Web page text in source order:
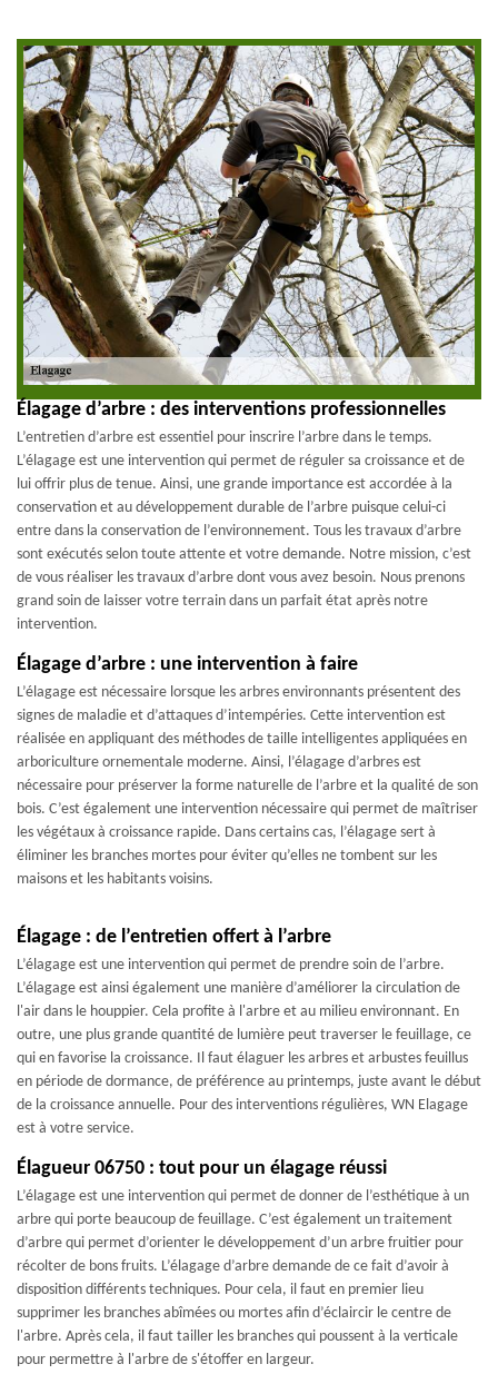
Élagage d’arbre : des interventions professionnelles
L’entretien d’arbre est essentiel pour inscrire l’arbre dans le temps.
L’élagage est une intervention qui permet de réguler sa croissance et de
lui offrir plus de tenue. Ainsi, une grande importance est accordée à la
conservation et au développement durable de l’arbre puisque celui-ci
entre dans la conservation de l’environnement. Tous les travaux d’arbre
sont exécutés selon toute attente et votre demande. Notre mission, c’est
de vous réaliser les travaux d’arbre dont vous avez besoin. Nous prenons
grand soin de laisser votre terrain dans un parfait état après notre
intervention.
Élagage d’arbre : une intervention à faire
L’élagage est nécessaire lorsque les arbres environnants présentent des
signes de maladie et d’attaques d’intempéries. Cette intervention est
réalisée en appliquant des méthodes de taille intelligentes appliquées en
arboriculture ornementale moderne. Ainsi, l’élagage d’arbres est
nécessaire pour préserver la forme naturelle de l’arbre et la qualité de son
bois. C’est également une intervention nécessaire qui permet de maîtriser
les végétaux à croissance rapide. Dans certains cas, l’élagage sert à
éliminer les branches mortes pour éviter qu’elles ne tombent sur les
maisons et les habitants voisins.
Élagage : de l’entretien offert à l’arbre
L’élagage est une intervention qui permet de prendre soin de l’arbre.
L’élagage est ainsi également une manière d’améliorer la circulation de
l'air dans le houppier. Cela profite à l'arbre et au milieu environnant. En
outre, une plus grande quantité de lumière peut traverser le feuillage, ce
qui en favorise la croissance. Il faut élaguer les arbres et arbustes feuillus
en période de dormance, de préférence au printemps, juste avant le début
de la croissance annuelle. Pour des interventions régulières, WN Elagage
est à votre service.
Élagueur 06750 : tout pour un élagage réussi
L’élagage est une intervention qui permet de donner de l’esthétique à un
arbre qui porte beaucoup de feuillage. C’est également un traitement
d’arbre qui permet d’orienter le développement d’un arbre fruitier pour
récolter de bons fruits. L’élagage d’arbre demande de ce fait d’avoir à
disposition différents techniques. Pour cela, il faut en premier lieu
supprimer les branches abîmées ou mortes afin d’éclaircir le centre de
l'arbre. Après cela, il faut tailler les branches qui poussent à la verticale
pour permettre à l'arbre de s'étoffer en largeur.